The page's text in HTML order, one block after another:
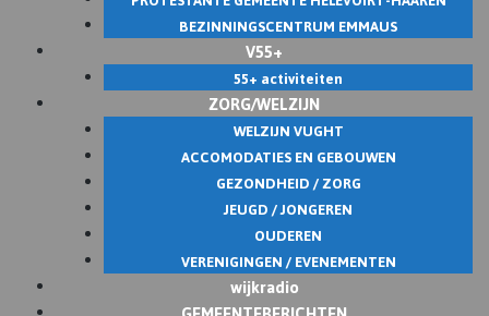
BEZINNINGSCENTRUM EMMAUS
V55+
55+ activiteiten
ZORG/WELZIJN
WELZIJN VUGHT
ACCOMODATIES EN GEBOUWEN
GEZONDHEID / ZORG
JEUGD / JONGEREN
OUDEREN
VERENIGINGEN / EVENEMENTEN
wijkradio